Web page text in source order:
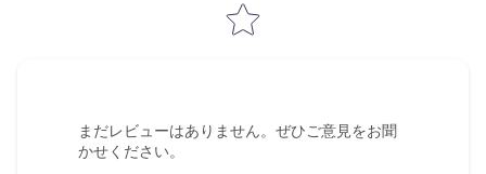
まだレビューはありません。ぜひご意見をお聞
かせください。